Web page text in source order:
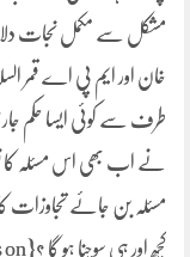
مشکل سے مکمل نجات دلا
خان اور ایم پی اے قمر
طرف سے کوئی ایسا حکم
نے اب بھی اس مسئلہ کا
مسئلہ بن جائے تجاوزات
کچھ اور ہی سوچنا ہو گا ؟{jcomments on}